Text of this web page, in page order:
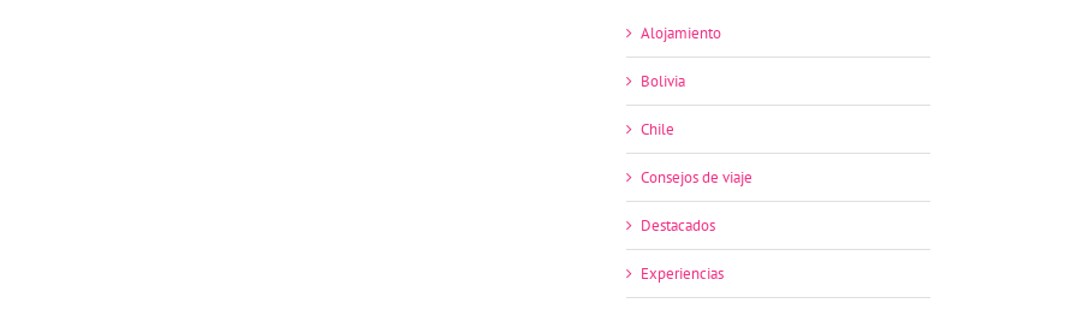
Alojamiento
Bolivia
Chile
Consejos de viaje
Destacados
Experiencias